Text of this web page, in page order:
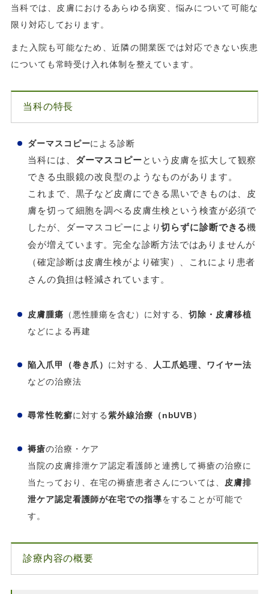
当科では、皮膚におけるあらゆる病変、悩みについて可能な
限り対応しております。
また入院も可能なため、近隣の開業医では対応できない疾患
についても常時受け入れ体制を整えています。
当科の特長
ダーマスコピーによる診断
当科には、 ダーマスコピーという皮膚を拡大して観察
できる虫眼鏡の改良型のようなものがあります。
これまで、黒子など皮膚にできる黒いできものは、皮
膚を切って細胞を調べる皮膚生検という検査が必須で
したが、ダーマスコピーにより切らずに診断できる機
会が増えています。完全な診断方法ではありませんが
（確定診断は皮膚生検がより確実）、これにより患者
さんの負担は軽減されています。
皮膚腫瘍 （悪性腫瘍を含む）に対する、切除・皮膚移植
などによる再建
陥入爪甲（巻き爪） に対する、
人工爪処理、ワイヤー法
などの治療法
尋常性乾癬に対する紫外線治療（nbUVB）
褥瘡の治療・ケア
当院の皮膚排泄ケア認定看護師と連携して褥瘡の治療に
当たっており、在宅の褥瘡患者さんについては、
皮膚排
泄ケア認定看護師が在宅での指導をすることが可能で
す。
診療内容の概要